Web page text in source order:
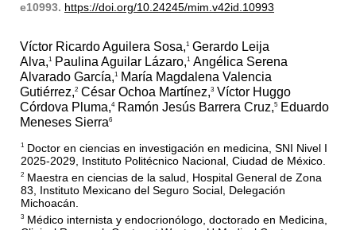
e10993. https://doi.org/10.24245/mim.v42id.10993
Víctor Ricardo Aguilera Sosa,1 Gerardo Leija
Alva,1 Paulina Aguilar Lázaro,1 Angélica Serena
Alvarado García,1
María Magdalena Valencia
Gutiérrez,2 César Ochoa Martínez,3 Víctor Huggo
Córdova Pluma,4Ramón Jesús Barrera Cruz,5
Eduardo
Meneses Sierra6
1 Doctor en ciencias en investigación en medicina, SNI Nivel I
2025-2029, Instituto Politécnico Nacional, Ciudad de México.
2 Maestra en ciencias de la salud, Hospital General de Zona
83, Instituto Mexicano del Seguro Social, Delegación
Michoacán.
3 Médico internista y endocrionólogo, doctorado en Medicina,